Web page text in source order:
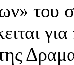
του